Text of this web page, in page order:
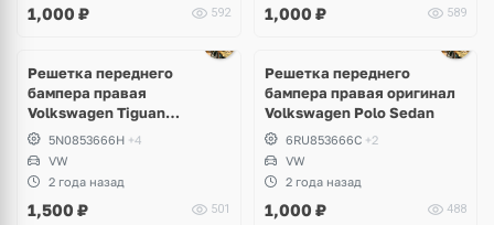
1,000 ₽ 592 1,000 ₽ 589
Решетка переднего
бампера правая
Volkswagen Tiguan
дорестайлинг
5N0853666H +4
VW
2 года назад
1,500 ₽ 501
Решетка переднего
бампера правая оригинал
Volkswagen Polo Sedan
6RU853666C +2
VW
2 года назад
1,000 ₽ 488